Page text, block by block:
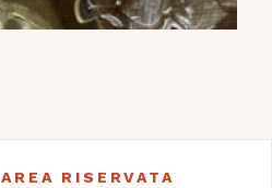
AREA RISERVATA